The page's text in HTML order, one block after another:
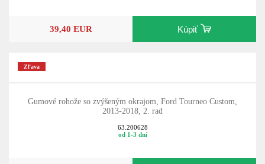
39,40 EUR Kúpiť
Zľava
Gumové rohože so zvýšeným okrajom, Ford Tourneo Custom,
2013-2018, 2. rad
63.200628
od 1-3 dní